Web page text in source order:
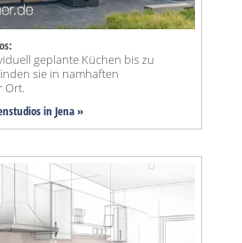
geplante Küchen bis zu
sie in namhaften
Ort.
in Jena »